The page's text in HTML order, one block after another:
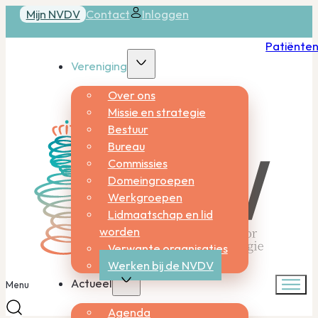
Mijn NVDV Contact Inloggen
Vereniging
Over ons
Missie en strategie
Bestuur
Bureau
Commissies
Domeingroepen
Werkgroepen
Lidmaatschap en lid
worden
Verwante organisaties
Werken bij de NVDV
Actueel
Agenda
Menu